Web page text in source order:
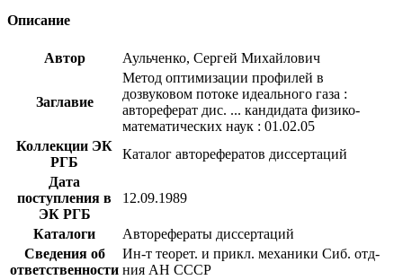
Описание
Автор Аульченко, Сергей Михайлович
Заглавие
Метод оптимизации профилей в
дозвуковом потоке идеального газа :
автореферат дис. ... кандидата физико-
математических наук : 01.02.05
Коллекции ЭК
РГБ
Каталог авторефератов диссертаций
Дата
поступления в
ЭК РГБ
12.09.1989
Каталоги
Авторефераты диссертаций
Сведения об
ответственности
Ин-т теорет. и прикл. механики Сиб. отд-
ния АН СССР